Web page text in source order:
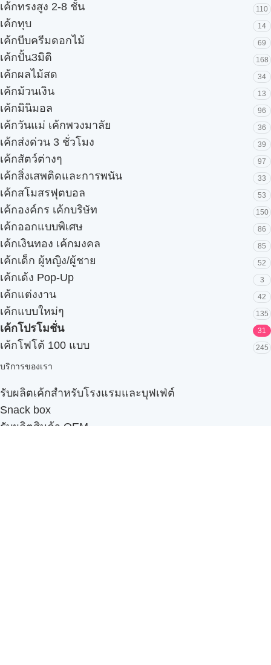
เค้กทรงสูง 2-8 ชั้น 110
เค้กทุบ 14
เค้กบีบครีมดอกไม้ 69
เค้กปั้น3มิติ 168
เค้กผลไม้สด 34
เค้กม้วนเงิน 13
เค้กมินิมอล 96
เค้กวันแม่ เค้กพวงมาลัย 36
เค้กส่งด่วน 3 ชั่วโมง 39
เค้กสัตว์ต่างๆ 97
เค้กสิ่งเสพติดและการพนัน 33
เค้กสโมสรฟุตบอล 53
เค้กองค์กร เค้กบริษัท 150
เค้กออกแบบพิเศษ 86
เค้กเงินทอง เค้กมงคล 85
เค้กเด็ก ผู้หญิง/ผู้ชาย 52
เค้กเด้ง Pop-Up 3
เค้กแต่งงาน 42
เค้กแบบใหม่ๆ 135
เค้กโปรโมชั่น 31
เค้กโฟโต้ 100 แบบ 245
บริการของเรา
รับผลิตเค้กสำหรับโรงแรมและบุฟเฟ่ต์
Snack box
รับผลิตสินค้า OEM